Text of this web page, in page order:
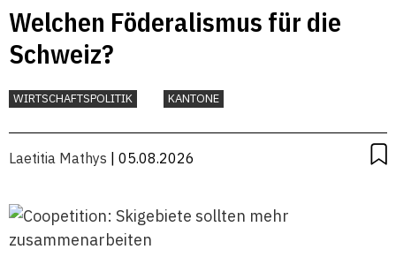
Welchen Föderalismus für die
Schweiz?
WIRTSCHAFTSPOLITIK KANTONE
Laetitia Mathys | 05.08.2026